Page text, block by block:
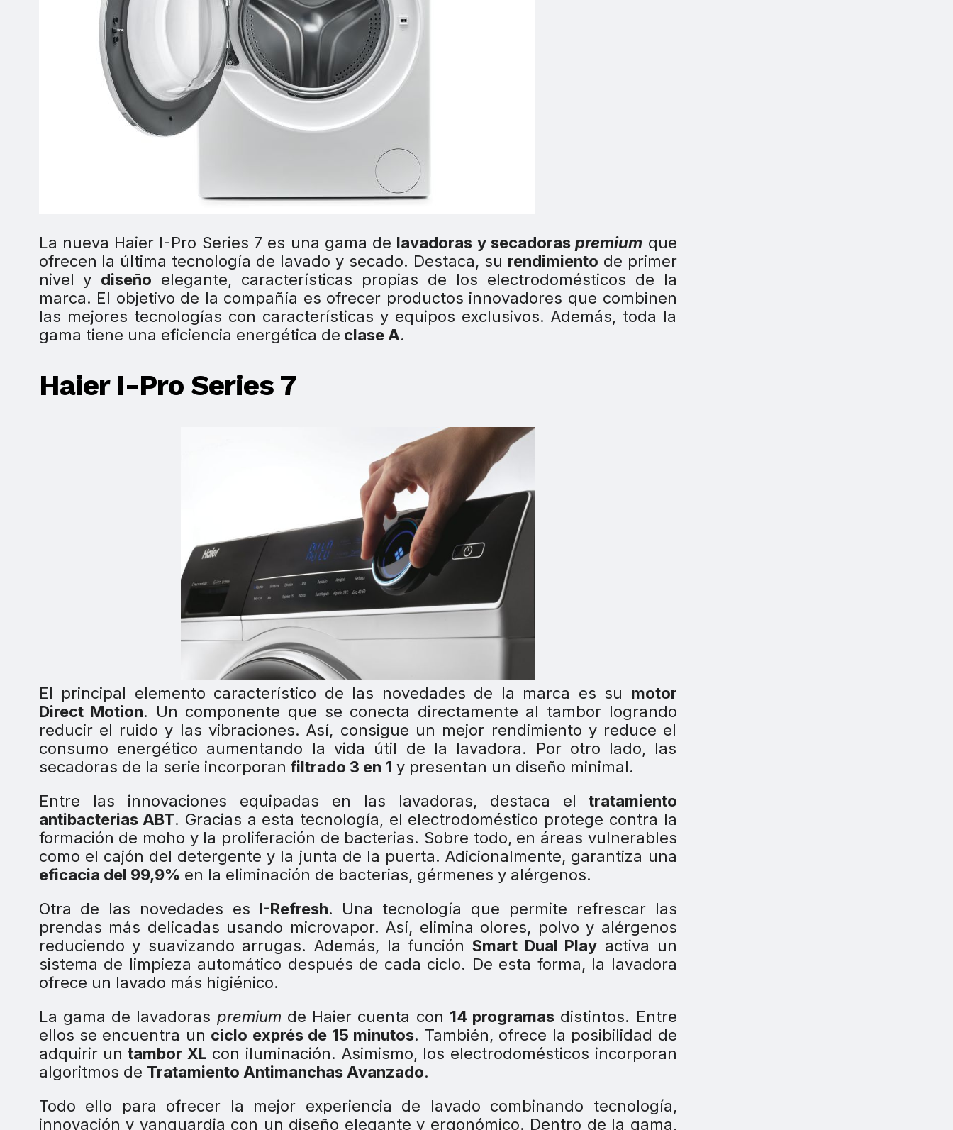
La nueva Haier I-Pro Series 7 es una gama de lavadoras y secadoraspremium que
ofrecen la última tecnología de lavado y secado. Destaca, su rendimiento de primer
nivel y diseño elegante, características propias de los electrodomésticos de la
marca. El objetivo de la compañía es ofrecer productos innovadores que combinen
las mejores tecnologías con características y equipos exclusivos. Además, toda la
gama tiene una eficiencia energética de clase A.
Haier I-Pro Series 7
El principal elemento característico de las novedades de la marca es su motor
Direct Motion. Un componente que se conecta directamente al tambor logrando
reducir el ruido y las vibraciones. Así, consigue un mejor rendimiento y reduce el
consumo energético aumentando la vida útil de la lavadora. Por otro lado, las
secadoras de la serie incorporan filtrado 3 en 1 y presentan un diseño minimal.
Entre las innovaciones equipadas en las lavadoras, destaca el tratamiento
antibacterias ABT. Gracias a esta tecnología, el electrodoméstico protege contra la
formación de moho y la proliferación de bacterias. Sobre todo, en áreas vulnerables
como el cajón del detergente y la junta de la puerta. Adicionalmente, garantiza una
eficacia del 99,9% en la eliminación de bacterias, gérmenes y alérgenos.
Otra de las novedades es I-Refresh. Una tecnología que permite refrescar las
prendas más delicadas usando microvapor. Así, elimina olores, polvo y alérgenos
reduciendo y suavizando arrugas. Además, la función Smart Dual Play activa un
sistema de limpieza automático después de cada ciclo. De esta forma, la lavadora
ofrece un lavado más higiénico.
La gama de lavadoras premium de Haier cuenta con 14 programas distintos. Entre
ellos se encuentra un ciclo exprés de 15 minutos. También, ofrece la posibilidad de
adquirir un tambor XL con iluminación. Asimismo, los electrodomésticos incorporan
algoritmos de Tratamiento Antimanchas Avanzado.
Todo ello para ofrecer la mejor experiencia de lavado combinando tecnología,
innovación y vanguardia con un diseño elegante y ergonómico. Dentro de la gama,